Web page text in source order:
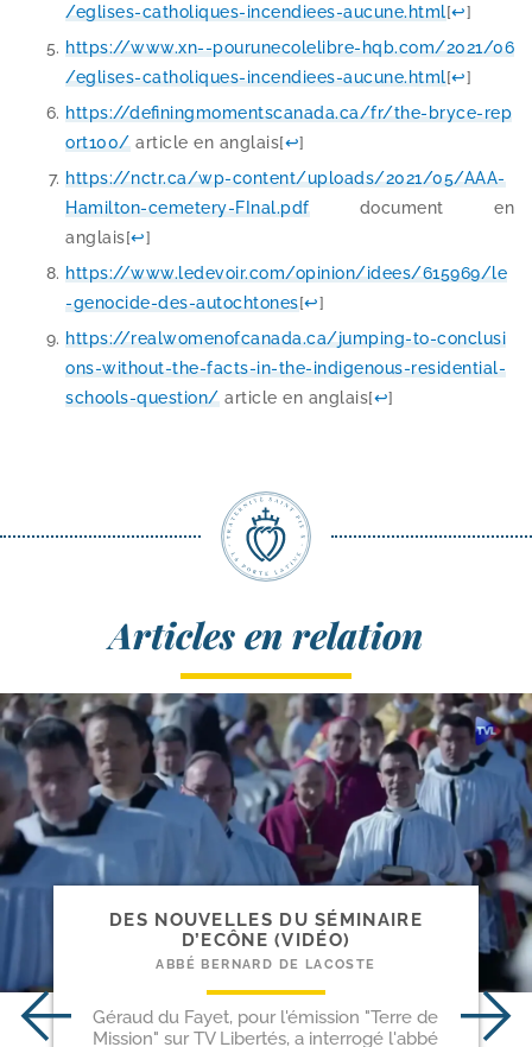
/​e​g​l​i​s​e​s​-​c​a​t​h​o​l​i​q​u​e​s​-​i​n​c​e​n​d​i​e​e​s​-​a​u​c​u​n​e​.​h​tml[↩]
https://​www​.xn​-​-pou​ru​ne​co​le​libre​-hqb​.com/​2​0​2​1​/​0​6​
/​e​g​l​i​s​e​s​-​c​a​t​h​o​l​i​q​u​e​s​-​i​n​c​e​n​d​i​e​e​s​-​a​u​c​u​n​e​.​h​tml[↩]
https://​defi​ning​mo​ments​ca​na​da​.ca/​f​r​/​t​h​e​-​b​r​y​c​e​-​r​e​p​
o​r​t​1​00/article en anglais[↩]
https://​nctr​.ca/​w​p​-​c​o​n​t​e​n​t​/​u​p​l​o​a​d​s​/​2​0​2​1​/​0​5​/​A​A​A​-​
H​a​m​i​l​t​o​n​-​c​e​m​e​t​e​r​y​-​F​I​n​a​l​.​pdfdocu­ment en
anglais[↩]
https://​www​.lede​voir​.com/​o​p​i​n​i​o​n​/​i​d​e​e​s​/​6​1​5​9​6​9​/​l​e​
-​g​e​n​o​c​i​d​e​-​d​e​s​-​a​u​t​o​c​h​t​o​nes[↩]
https://​real​wo​me​nof​ca​na​da​.ca/​j​u​m​p​i​n​g​-​t​o​-​c​o​n​c​l​u​s​i​
o​n​s​-​w​i​t​h​o​u​t​-​t​h​e​-​f​a​c​t​s​-​i​n​-​t​h​e​-​i​n​d​i​g​e​n​o​u​s​-​r​e​s​i​d​e​n​t​i​a​l​-​
s​c​h​o​o​l​s​-​q​u​e​s​t​i​on/article en anglais[↩]
Articles en relation
DES NOUVELLES DU SÉMINAIRE
D’ECÔNE (VIDÉO)
ABBÉ BERNARD DE LACOSTE
Géraud du Fayet, pour l'émission "Terre de
Mission" sur TV Libertés, a interrogé l'abbé